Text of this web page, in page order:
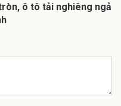
ô tô tải nghiêng ngả